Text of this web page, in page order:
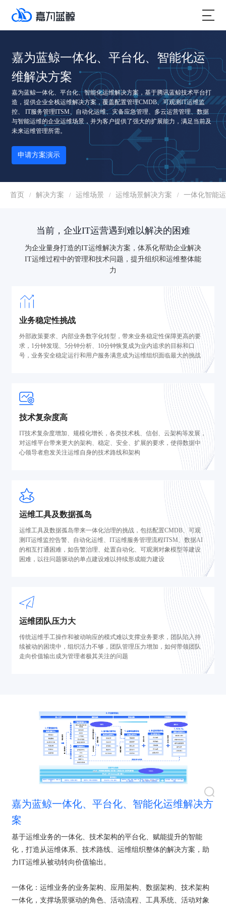
嘉为蓝鲸一体化、平台化、智能化运
维解决方案
嘉为蓝鲸一体化、平台化、智能化运维解决方案，基于腾讯蓝鲸技术平台打
造，提供企业全栈运维解决方案，覆盖配置管理CMDB、可观测IT运维监
控、 IT服务管理ITSM、自动化运维、灾备应急管理、多云运营管理、数据
与智能运维的企业运维场景，并为客户提供了强大的扩展能力，满足当前及
未来运维管理所需。
申请方案演示
首页 / 解决方案 / 运维场景 / 运维场景解决方案 / 一体化智能
当前，企业IT运营遇到难以解决的困难
为企业量身打造的IT运维解决方案，体系化帮助企业解决
IT运维过程中的管理和技术问题，提升组织和运维整体能
力
业务稳定性挑战
外部政策要求、内部业务数字化转型，带来业务稳定性保障更高的要
求，1分钟发现、5分钟分析、10分钟恢复成为业内追求的目标和口
号，业务安全稳定运行和用户服务满意成为运维组织面临最大的挑战
技术复杂度高
IT技术复杂度增加、规模化增长，各类技术栈、信创、云架构等发展，
对运维平台带来更大的架构、稳定、安全、扩展的要求，使得数据中
心领导者愈发关注运维自身的技术路线和架构
运维工具及数据孤岛
运维工具及数据孤岛带来一体化治理的挑战，包括配置CMDB、可观
测IT运维监控告警、自动化运维、IT运维服务管理流程ITSM、数据AI
的相互打通困难，如告警治理、处置自动化、可观测对象模型等建设
困难，以往问题驱动的单点建设难以持续形成能力建设
运维团队压力大
传统运维手工操作和被动响应的模式难以支撑业务要求，团队陷入持
续被动的困境中，组织活力不够，团队管理压力增加，如何带领团队
走向价值输出成为管理者极其关注的问题
嘉为蓝鲸一体化、平台化、智能化运维解决方
案
基于运维业务的一体化、技术架构的平台化、赋能提升的智能
化，打造从运维体系、技术路线、运维组织整体的解决方案，助
力IT运维从被动转向价值输出。
一体化：运维业务的业务架构、应用架构、数据架构、技术架构
一体化，支撑场景驱动的角色、活动流程、工具系统、活动对象